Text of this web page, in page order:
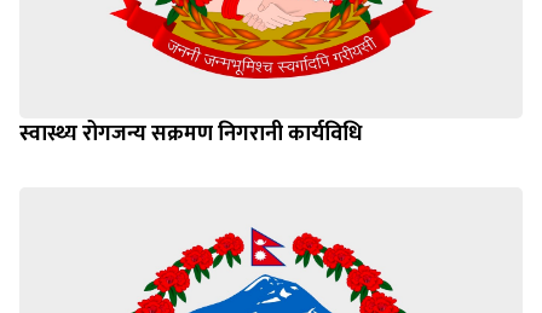
स्वास्थ्य रोगजन्य सक्रमण निगरानी कार्यविधि